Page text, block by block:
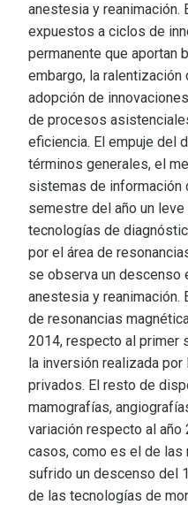
anestesia y reanimación.
expuestos a ciclos de
permanente que aportan
embargo, la
adopción de
de procesos
eficiencia. El empuje del
términos generales, el
sistemas de información
semestre del año un
tecnologías de
por el área de
se observa un descenso
anestesia y reanimación.
de resonancias
2014, respecto al primer
la inversión realizada
privados. El resto de
mamografías,
variación respecto al
casos, como es el de las
sufrido un descenso del
de las tecnologías de